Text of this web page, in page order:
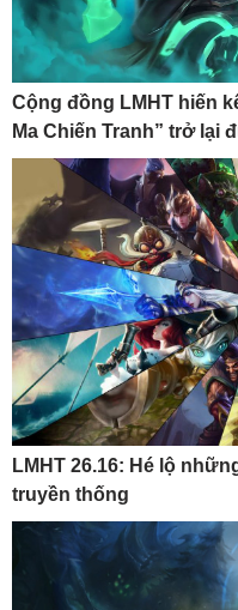
Cộng đồng LMHT hiến
Ma Chiến Tranh” trở lại
LMHT 26.16: Hé lộ
truyền thống